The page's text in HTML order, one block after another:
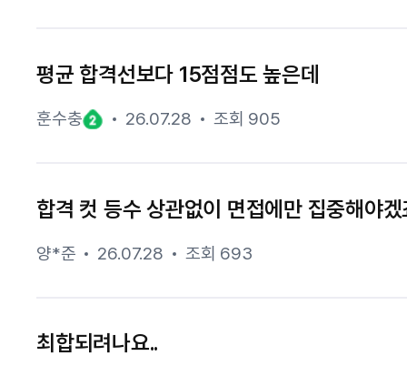
평균 합격선보다 15점점도 높은데
훈수충 26.07.28 조회 905
합격 컷 등수 상관없이 면접에만 집중해야겠
양*준 26.07.28 조회 693
최합되려나요..